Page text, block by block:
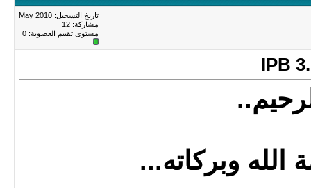
تاريخ التسجيل: May 2010
مشاركة: 12
مستوى تقييم العضوية: 0
الله وبركاته...